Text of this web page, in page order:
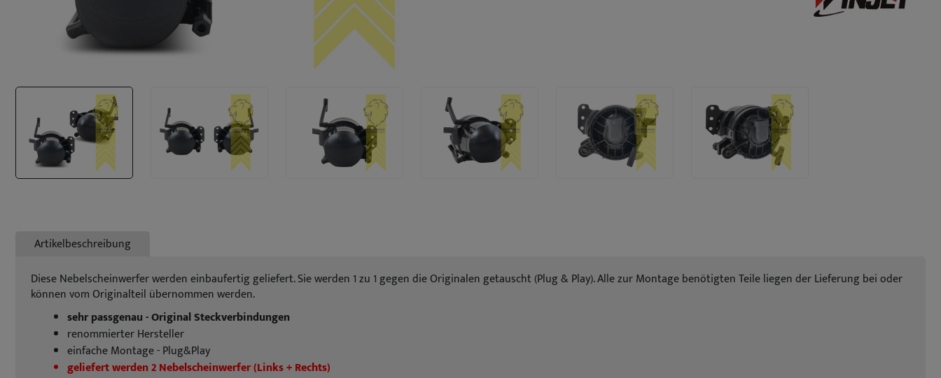
Artikelbeschreibung
Diese Nebelscheinwerfer werden einbaufertig geliefert. Sie werden 1 zu 1 gegen die Originalen getauscht (Plug & Play). Alle zur Montage benötigten Teile liegen der Lieferung bei oder
können vom Originalteil übernommen werden.
sehr passgenau - Original Steckverbindungen
renommierter Hersteller
einfache Montage - Plug&Play
geliefert werden 2 Nebelscheinwerfer (Links + Rechts)